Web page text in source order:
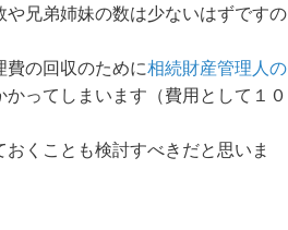
兄弟姉妹の数は少ないはずですの
の回収のために相続財産管理人の
ってしまいます（費用として１０
くことも検討すべきだと思いま